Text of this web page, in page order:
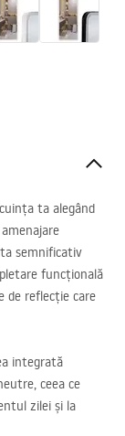
ta alegând
semnificativ
funcțională
de reflecție care
integrată
ceea ce
zilei și la